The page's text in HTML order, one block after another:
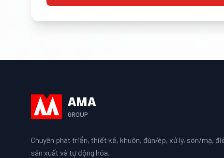
AMA
GROUP
Chuyên phát triển, thiết kế, khuôn, đùn/ép, xử lý, sơn/mạ,
sản xuất và tự động hóa.